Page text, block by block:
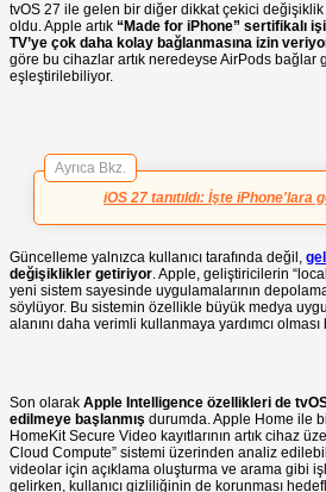
tvOS 27 ile gelen bir diğer dikkat çekici
oldu. Apple artık “Made for iPhone” sertifikalı
TV’ye çok daha kolay bağlanmasına izin
göre bu cihazlar artık neredeyse AirPods bağlar
eşleştirilebiliyor.
Ayrıca Bkz.
iOS 27 tanıtıldı: İşte iPhone'lara
Güncelleme yalnızca kullanıcı tarafında değil,
değişiklikler getiriyor. Apple, geliştiricilerin
yeni sistem sayesinde uygulamalarının
söylüyor. Bu sistemin özellikle büyük medya
alanını daha verimli kullanmaya yardımcı
Son olarak Apple Intelligence özellikleri de
edilmeye başlanmış durumda. Apple Home ile
HomeKit Secure Video kayıtlarının artık cihaz
Cloud Compute” sistemi üzerinden analiz
videolar için açıklama oluşturma ve arama gibi
gelirken, kullanıcı gizliliğinin de korunması